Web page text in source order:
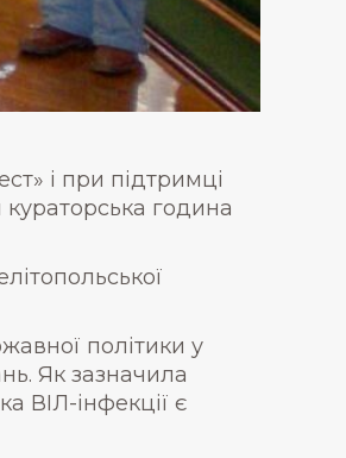
і при підтримці
кураторська година
політики у
Як зазначила
ВІЛ-інфекції є